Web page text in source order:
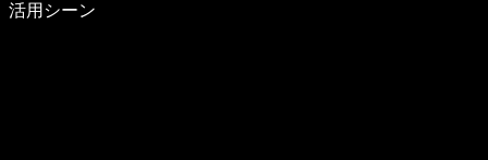
活用シーン